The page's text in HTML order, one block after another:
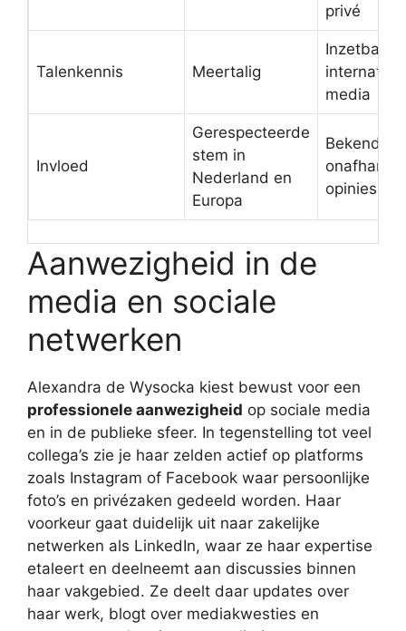
privé
Talenkennis Meertalig
Inzetbaar
media
Invloed
Gerespecteerde
stem in
Nederland en
Europa
Bekend
opinies
Aanwezigheid in de
media en sociale
netwerken
Alexandra de Wysocka kiest bewust voor een
professionele aanwezigheid op sociale media
en in de publieke sfeer. In tegenstelling tot veel
collega’s zie je haar zelden actief op platforms
zoals Instagram of Facebook waar persoonlijke
foto’s en privézaken gedeeld worden. Haar
voorkeur gaat duidelijk uit naar zakelijke
netwerken als LinkedIn, waar ze haar expertise
etaleert en deelneemt aan discussies binnen
haar vakgebied. Ze deelt daar updates over
haar werk, blogt over mediakwesties en